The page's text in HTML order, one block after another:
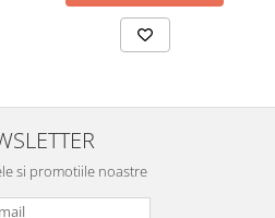
si promotiile noastre